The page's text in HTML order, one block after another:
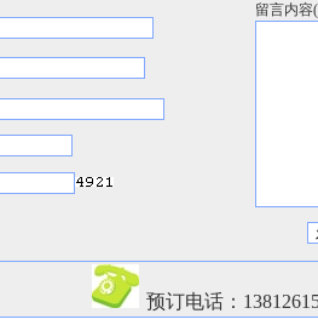
留言内容
预订电话：